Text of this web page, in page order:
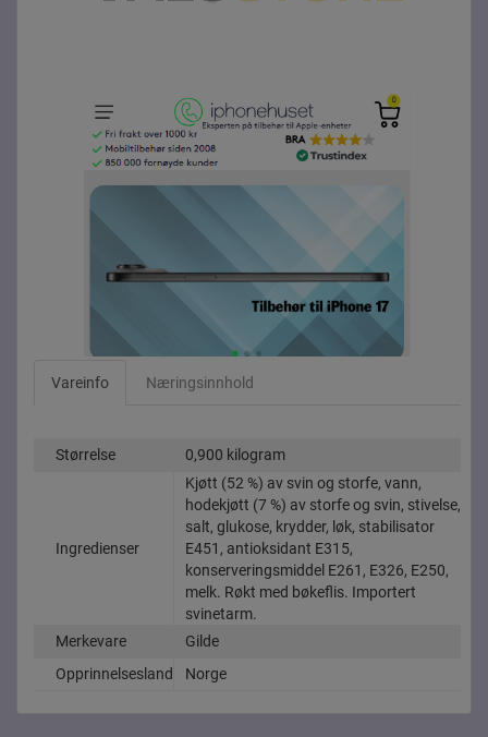
Vareinfo Næringsinnhold
Størrelse 0,900 kilogram
Ingredienser
Kjøtt (52 %) av svin og storfe, vann,
hodekjøtt (7 %) av storfe og svin, stivelse,
salt, glukose, krydder, løk, stabilisator
E451, antioksidant E315,
konserveringsmiddel E261, E326, E250,
melk. Røkt med bøkeflis. Importert
svinetarm.
Merkevare
Gilde
Opprinnelsesland
Norge